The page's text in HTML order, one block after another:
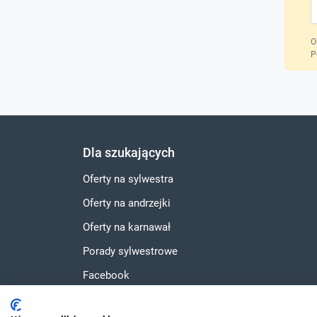
Dla szukających
Oferty na sylwestra
Oferty na andrzejki
Oferty na karnawał
Porady sylwestrowe
Facebook